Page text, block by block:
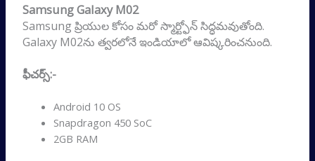
Samsung Galaxy M02
Samsung ప్రియుల కోసం మరో స్మార్ట్ఫోన్ సిద్ధమవుతోంది.
Galaxy M02ను త్వరలోనే ఇండియాలో ఆవిష్కరించనుంది.
ఫీచర్స్:-
Android 10 OS
Snapdragon 450 SoC
2GB RAM